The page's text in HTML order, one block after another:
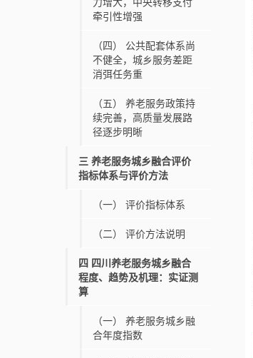
牵引性增强
（四）
公共配套体系尚
不健全，城乡服务差距
消弭任务重
（五）
养老服务政策持
续完善，高质量发展路
径逐步明晰
三 养老服务城乡融合评价
指标体系与评价方法
（一） 评价指标体系
（二） 评价方法说明
四 四川养老服务城乡融合
程度、趋势及机理：实证测
算
（一）
养老服务城乡融
合年度指数